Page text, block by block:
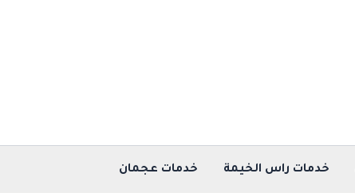
خدمات راس الخيمة خدمات عجمان